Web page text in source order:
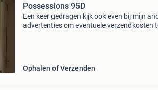
Possessions 95D
Een keer gedragen kijk ook even bij mijn
advertenties om eventuele verzendkosten
Ophalen of Verzenden